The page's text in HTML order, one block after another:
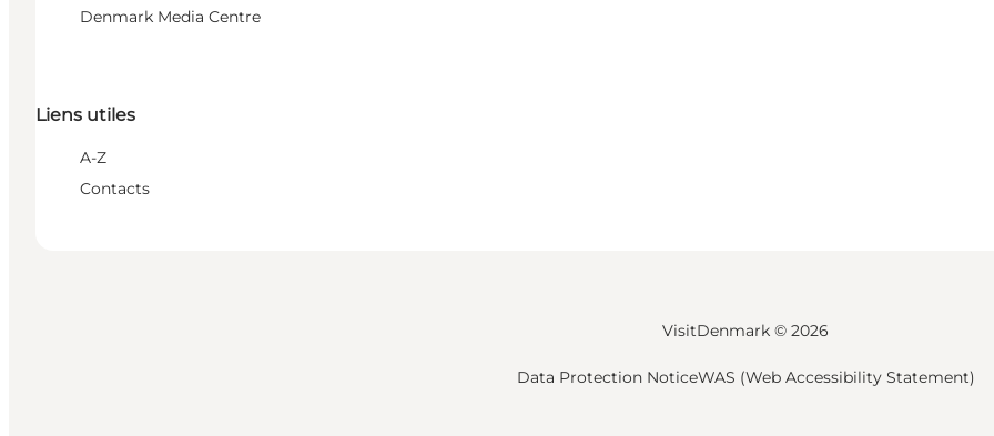
Denmark Media Centre
Liens utiles
A-Z
Contacts
VisitDenmark © 2026
Data Protection NoticeWAS (Web Accessibility Statement)